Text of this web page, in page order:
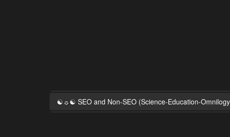
☯☼☯ SEO and Non-SEO (Science-Education-